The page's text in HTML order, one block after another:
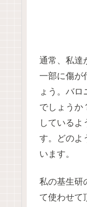
通常、私達
一部に傷が
ょう。バ
でしょうか
している
す。どのよ
います。
私の基生研
て使わせて